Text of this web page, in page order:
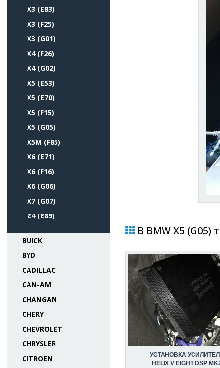
X3 (E83)
X3 (F25)
X3 (G01)
X4 (F26)
X4 (G02)
X5 (E53)
X5 (E70)
X5 (F15)
X5 (G05)
X5M (F85)
X6 (E71)
X6 (F16)
X6 (G06)
X7 (G07)
Z4 (E89)
BUICK
BYD
CADILLAC
CAN-AM
CHANGAN
CHERY
CHEVROLET
CHRYSLER
CITROEN
В BMW X5 (G05)
УСТАНОВКА
HELIX V EIGHT DSP